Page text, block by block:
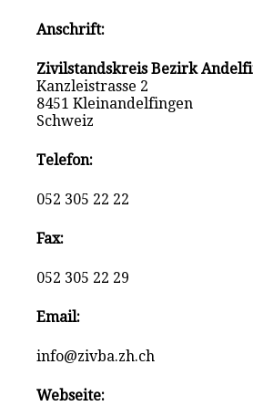
Anschrift:
Zivilstandskreis Bezirk
Kanzleistrasse 2
8451 Kleinandelfingen
Schweiz
Telefon:
052 305 22 22
Fax:
052 305 22 29
Email:
info@zivba.zh.ch
Webseite: